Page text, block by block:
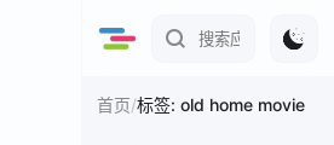
首页/标签: old home movie